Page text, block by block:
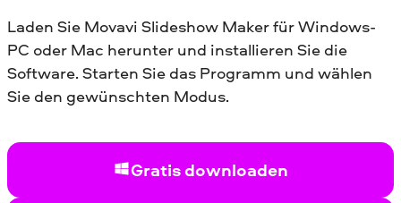
Laden Sie Movavi Slideshow Maker für Windows-
PC oder Mac herunter und installieren Sie die
Software. Starten Sie das Programm und wählen
Sie den gewünschten Modus.
Gratis downloaden